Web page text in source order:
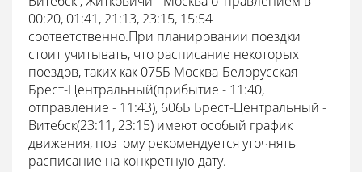
00:20, 01:41, 21:13, 23:15, 15:54
соответственно.При планировании поездки
стоит учитывать, что расписание некоторых
поездов, таких как 075Б Москва-Белорусская -
Брест-Центральный(прибытие - 11:40,
отправление - 11:43), 606Б Брест-Центральный -
Витебск(23:11, 23:15) имеют особый график
движения, поэтому рекомендуется уточнять
расписание на конкретную дату.